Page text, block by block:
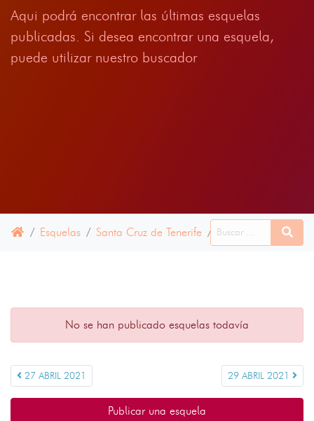
Aqui podrá encontrar las últimas esquelas
publicadas. Si desea encontrar una esquela,
puede utilizar nuestro buscador
Esquelas Santa Cruz de Tenerife Arico 28 ABRIL
No se han publicado esquelas todavía
27 ABRIL 2021 29 ABRIL 2021
Publicar una esquela